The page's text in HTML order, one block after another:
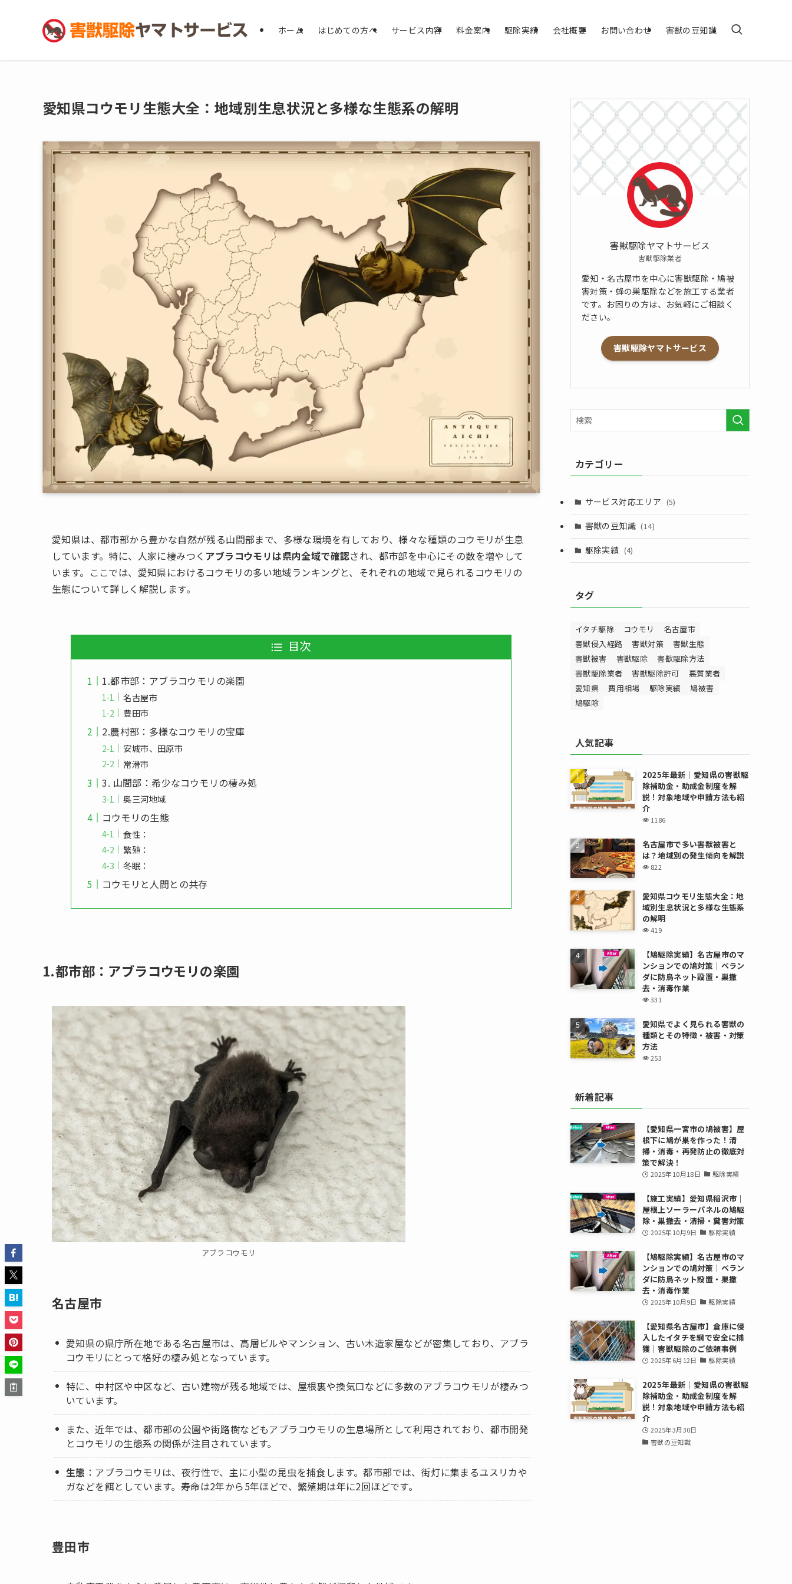
ホーム はじめての方へ サービス内容 料金案内 駆除実績 会社概要 お問い合わせ 害獣の豆知識
愛知県コウモリ生態大全：地域別生息状況と多様な生態系の解明
愛知県は、都市部から豊かな自然が残る山間部まで、多様な環境を有しており、様々な種類のコウモリが生息
しています。特に、人家に棲みつく アブラコウモリは県内全域で確認され、都市部を中心にその数を増やして
います。ここでは、愛知県におけるコウモリの多い地域ランキングと、それぞれの地域で見られるコウモリの
生態について詳しく解説します。
目次
1.都市部：アブラコウモリの楽園
名古屋市
豊田市
2.農村部：多様なコウモリの宝庫
安城市、田原市
常滑市
3. 山間部：希少なコウモリの棲み処
奥三河地域
コウモリの生態
食性：
繁殖：
冬眠：
コウモリと人間との共存
1.都市部：アブラコウモリの楽園
アブラコウモリ
名古屋市
愛知県の県庁所在地である名古屋市は、高層ビルやマンション、古い木造家屋などが密集しており、アブラ
コウモリにとって格好の棲み処となっています。
特に、中村区や中区など、古い建物が残る地域では、屋根裏や換気口などに多数のアブラコウモリが棲みつ
いています。
また、近年では、都市部の公園や街路樹などもアブラコウモリの生息場所として利用されており、都市開発
とコウモリの生態系の関係が注目されています。
生態 ：アブラコウモリは、夜行性で、主に小型の昆虫を捕食します。都市部では、街灯に集まるユスリカや
ガなどを餌としています。寿命は2年から5年ほどで、繁殖期は年に2回ほどです。
豊田市
害獣駆除ヤマトサービス
害獣駆除業者
愛知・名古屋市を中心に害獣駆除・鳩被
害対策・蜂の巣駆除などを施工する業者
です。お困りの方は、お気軽にご相談く
ださい。
害獣駆除ヤマトサービス
カテゴリー
サービス対応エリア (5)
害獣の豆知識 (14)
駆除実績 (4)
タグ
イタチ駆除 コウモリ
名古屋市
害獣侵入経路
害獣対策
害獣生態
害獣被害
害獣駆除
害獣駆除方法
害獣駆除業者
害獣駆除許可
悪質業者
愛知県
費用相場 駆除実績
鳩被害
鳩駆除
人気記事
2025年最新｜愛知県の害獣駆
除補助金・助成金制度を解
説！対象地域や申請方法も紹
介
1186
名古屋市で多い害獣被害と
は？地域別の発生傾向を解説
822
愛知県コウモリ生態大全：地
域別生息状況と多様な生態系
の解明
419
【鳩駆除実績】名古屋市のマ
ンションでの鳩対策｜ベラン
ダに防鳥ネット設置・巣撤
去・消毒作業
331
愛知県でよく見られる害獣の
種類とその特徴・被害・対策
方法
253
新着記事
【愛知県一宮市の鳩被害】屋
根下に鳩が巣を作った！清
掃・消毒・再発防止の徹底対
策で解決！
2025年10月18日 駆除実績
【施工実績】愛知県稲沢市｜
屋根上ソーラーパネルの鳩駆
除・巣撤去・清掃・糞害対策
2025年10月9日 駆除実績
【鳩駆除実績】名古屋市のマ
ンションでの鳩対策｜ベラン
ダに防鳥ネット設置・巣撤
去・消毒作業
2025年10月9日 駆除実績
【愛知県名古屋市】倉庫に侵
入したイタチを網で安全に捕
獲｜害獣駆除のご依頼事例
2025年6月12日 駆除実績
2025年最新｜愛知県の害獣駆
除補助金・助成金制度を解
説！対象地域や申請方法も紹
介
2025年3月30日
害獣の豆知識